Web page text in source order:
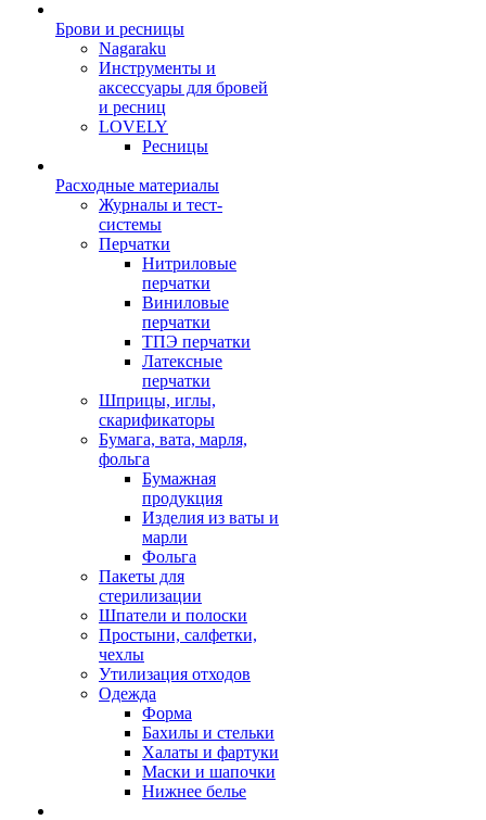
Брови и ресницы
Nagaraku
Инструменты и
аксессуары для бровей
и ресниц
LOVELY
Ресницы
Расходные материалы
Журналы и тест-
системы
Перчатки
Нитриловые
перчатки
Виниловые
перчатки
ТПЭ перчатки
Латексные
перчатки
Шприцы, иглы,
скарификаторы
Бумага, вата, марля,
фольга
Бумажная
продукция
Изделия из ваты и
марли
Фольга
Пакеты для
стерилизации
Шпатели и полоски
Простыни, салфетки,
чехлы
Утилизация отходов
Одежда
Форма
Бахилы и стельки
Халаты и фартуки
Маски и шапочки
Нижнее белье